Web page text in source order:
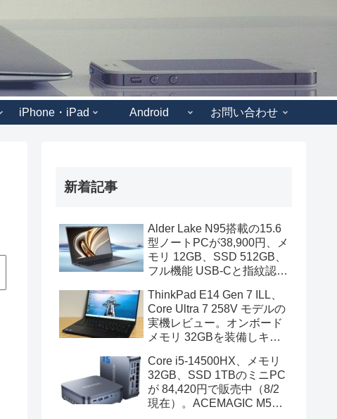
iPhone・iPad Android お問い合わせ
新着記事
Alder Lake N95搭載の15.6
型ノートPCが38,900円、メ
モリ 12GB、SSD 512GB、
フル機能 USB-Cと指紋認証
ThinkPad E14 Gen 7 ILL、
Core Ultra 7 258V モデルの
実機レビュー。オンボード
メモリ 32GBを装備しキビ
Core i5-14500HX、メモリ
32GB、SSD 1TBのミニPC
が 84,420円で販売中（8/2
現在）。ACEMAGIC M5の